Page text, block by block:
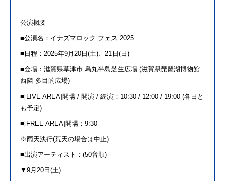
公演概要
■公演名：イナズマロック フェス 2025
■日程：2025年9月20日(土)、21日(日)
■会場：滋賀県草津市 烏丸半島芝生広場 (滋賀県琵琶湖博物館
西隣 多目的広場)
■[LIVE AREA]開場 / 開演 / 終演：10:30 / 12:00 / 19:00 (各日と
も予定)
■[FREE AREA]開場：9:30
※雨天決行(荒天の場合は中止)
■出演アーティスト：(50音順)
▼9月20日(土)